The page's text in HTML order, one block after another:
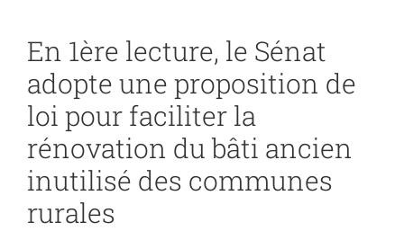
En 1ère lecture, le Sénat
adopte une proposition de
loi pour faciliter la
rénovation du bâti ancien
inutilisé des communes
rurales